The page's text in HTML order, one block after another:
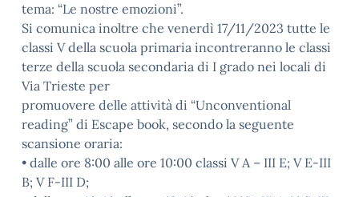
tema: “Le nostre emozioni”.
Si comunica inoltre che venerdì 17/11/2023 tutte le
classi V della scuola primaria incontreranno le classi
terze della scuola secondaria di I grado nei locali di
Via Trieste per
promuovere delle attività di “Unconventional
reading” di Escape book, secondo la seguente
scansione oraria:
• dalle ore 8:00 alle ore 10:00 classi V A – III E; V E-III
B; V F-III D;